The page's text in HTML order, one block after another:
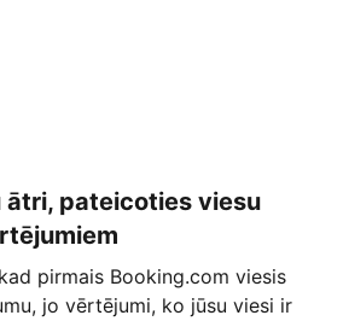
pateicoties viesu
pirmais Booking.com viesis
jo vērtējumi, ko jūsu viesi ir